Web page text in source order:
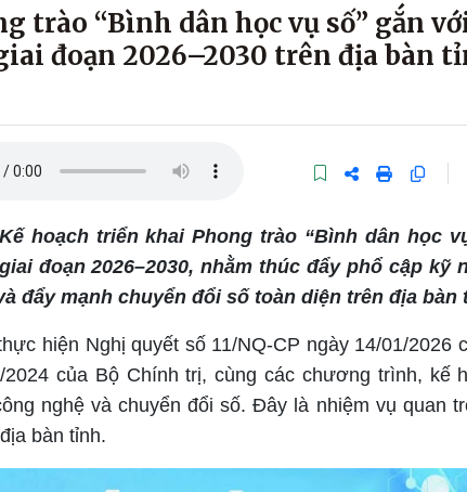
trào “Bình dân học vụ số” gắn
đoạn 2026–2030 trên địa bàn
hoạch triển khai Phong trào “Bình dân học
đoạn 2026–2030, nhằm thúc đẩy phổ cập kỹ
đẩy mạnh chuyển đổi số toàn diện trên địa bàn
hiện Nghị quyết số 11/NQ-CP ngày 14/01/2026
của Bộ Chính trị, cùng các chương trình, kế
nghệ và chuyển đổi số. Đây là nhiệm vụ quan
bàn tỉnh.